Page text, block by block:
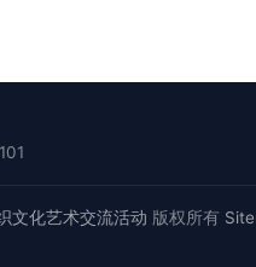
文化艺术交流活动 版权所有